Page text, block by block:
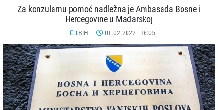
Za konzularnu pomoć nadležna je Ambasada Bosne i
Hercegovine u Mađarskoj
BiH 01.02.2022 - 16:05